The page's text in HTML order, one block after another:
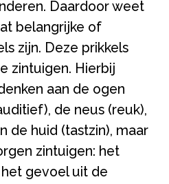
Daardoor weet
belangrijke of
zijn. Deze prikkels
zintuigen. Hierbij
aan de ogen
de neus (reuk),
de huid (tastzin), maar
zintuigen: het
gevoel uit de